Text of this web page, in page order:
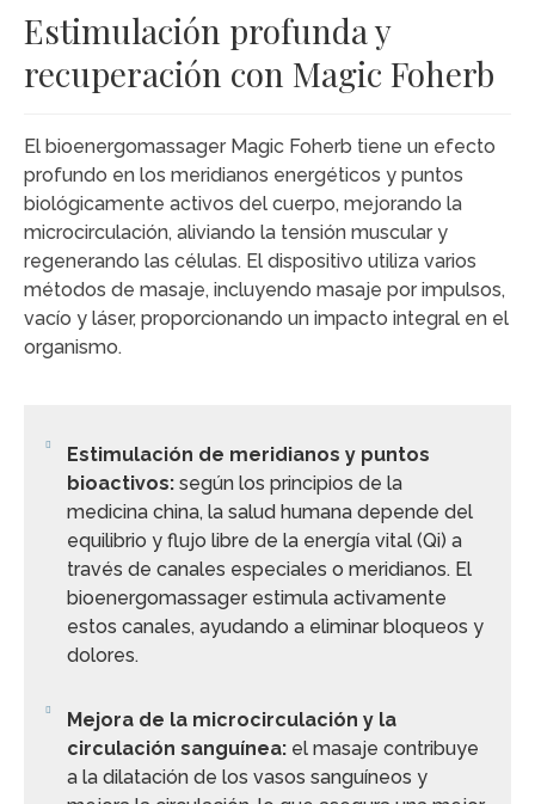
Estimulación profunda y
recuperación con Magic Foherb
El bioenergomassager Magic Foherb tiene un efecto
profundo en los meridianos energéticos y puntos
biológicamente activos del cuerpo, mejorando la
microcirculación, aliviando la tensión muscular y
regenerando las células. El dispositivo utiliza varios
métodos de masaje, incluyendo masaje por impulsos,
vacío y láser, proporcionando un impacto integral en el
organismo.
Estimulación de meridianos y puntos
bioactivos: según los principios de la
medicina china, la salud humana depende del
equilibrio y flujo libre de la energía vital (Qi) a
través de canales especiales o meridianos. El
bioenergomassager estimula activamente
estos canales, ayudando a eliminar bloqueos y
dolores.
Mejora de la microcirculación y la
circulación sanguínea: el masaje contribuye
a la dilatación de los vasos sanguíneos y